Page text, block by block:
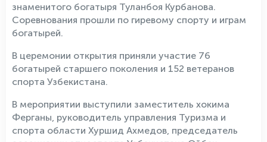
знаменитого богатыря Туланбоя Курбанова.
Соревнования прошли по гиревому спорту и играм
богатырей.
В церемонии открытия приняли участие 76
богатырей старшего поколения и 152 ветеранов
спорта Узбекистана.
В мероприятии выступили заместитель хокима
Ферганы, руководитель управления Туризма и
спорта области Хуршид Ахмедов, председатель